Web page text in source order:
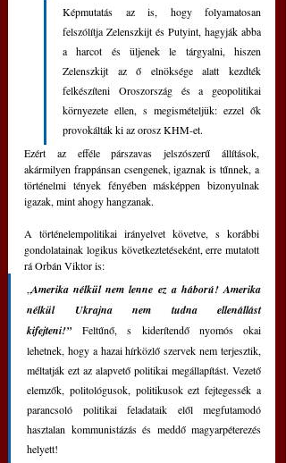
Képmutatás az is, hogy folyamatosan
felszólítja Zelenszkijt és Putyint, hagyják abba
a harcot és üljenek le tárgyalni, hiszen
Zelenszkijt az ő elnöksége alatt kezdték
felkészíteni Oroszország és a geopolitikai
környezete ellen, s megismételjük: ezzel ők
provokálták ki az orosz KHM-et.
Ezért az efféle párszavas jelszószerű állítások,
akármilyen frappánsan csengenek, igaznak is tűnnek, a
történelmi tények fényében másképpen bizonyulnak
igazak, mint ahogy hangzanak.
A történelempolitikai irányelvet követve, s korábbi
gondolatainak logikus következtetéseként, erre mutatott
rá Orbán Viktor is:
„Amerika nélkül nem lenne ez a háború! Amerika
nélkül Ukrajna nem tudna ellenállást
kifejteni!” Feltűnő, s kiderítendő nyomós okai
lehetnek, hogy a hazai hírközlő szervek nem terjesztik,
méltatják ezt az alapvető politikai megállapítást. Vezető
elemzők, politológusok, politikusok ezt fejtegessék a
parancsoló politikai feladataik elől megfutamodó
hasztalan kommunistázás és meddő magyarpéterezés
helyett!